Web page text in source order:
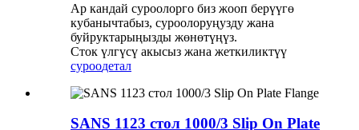
Ар кандай суроолорго биз жооп берүүгө
кубанычтабыз, суроолоруңузду жана
буйруктарыңызды жөнөтүңүз.
Сток үлгүсү акысыз жана жеткиликтүү
суроодетал
SANS 1123 стол 1000/3 Slip On Plate